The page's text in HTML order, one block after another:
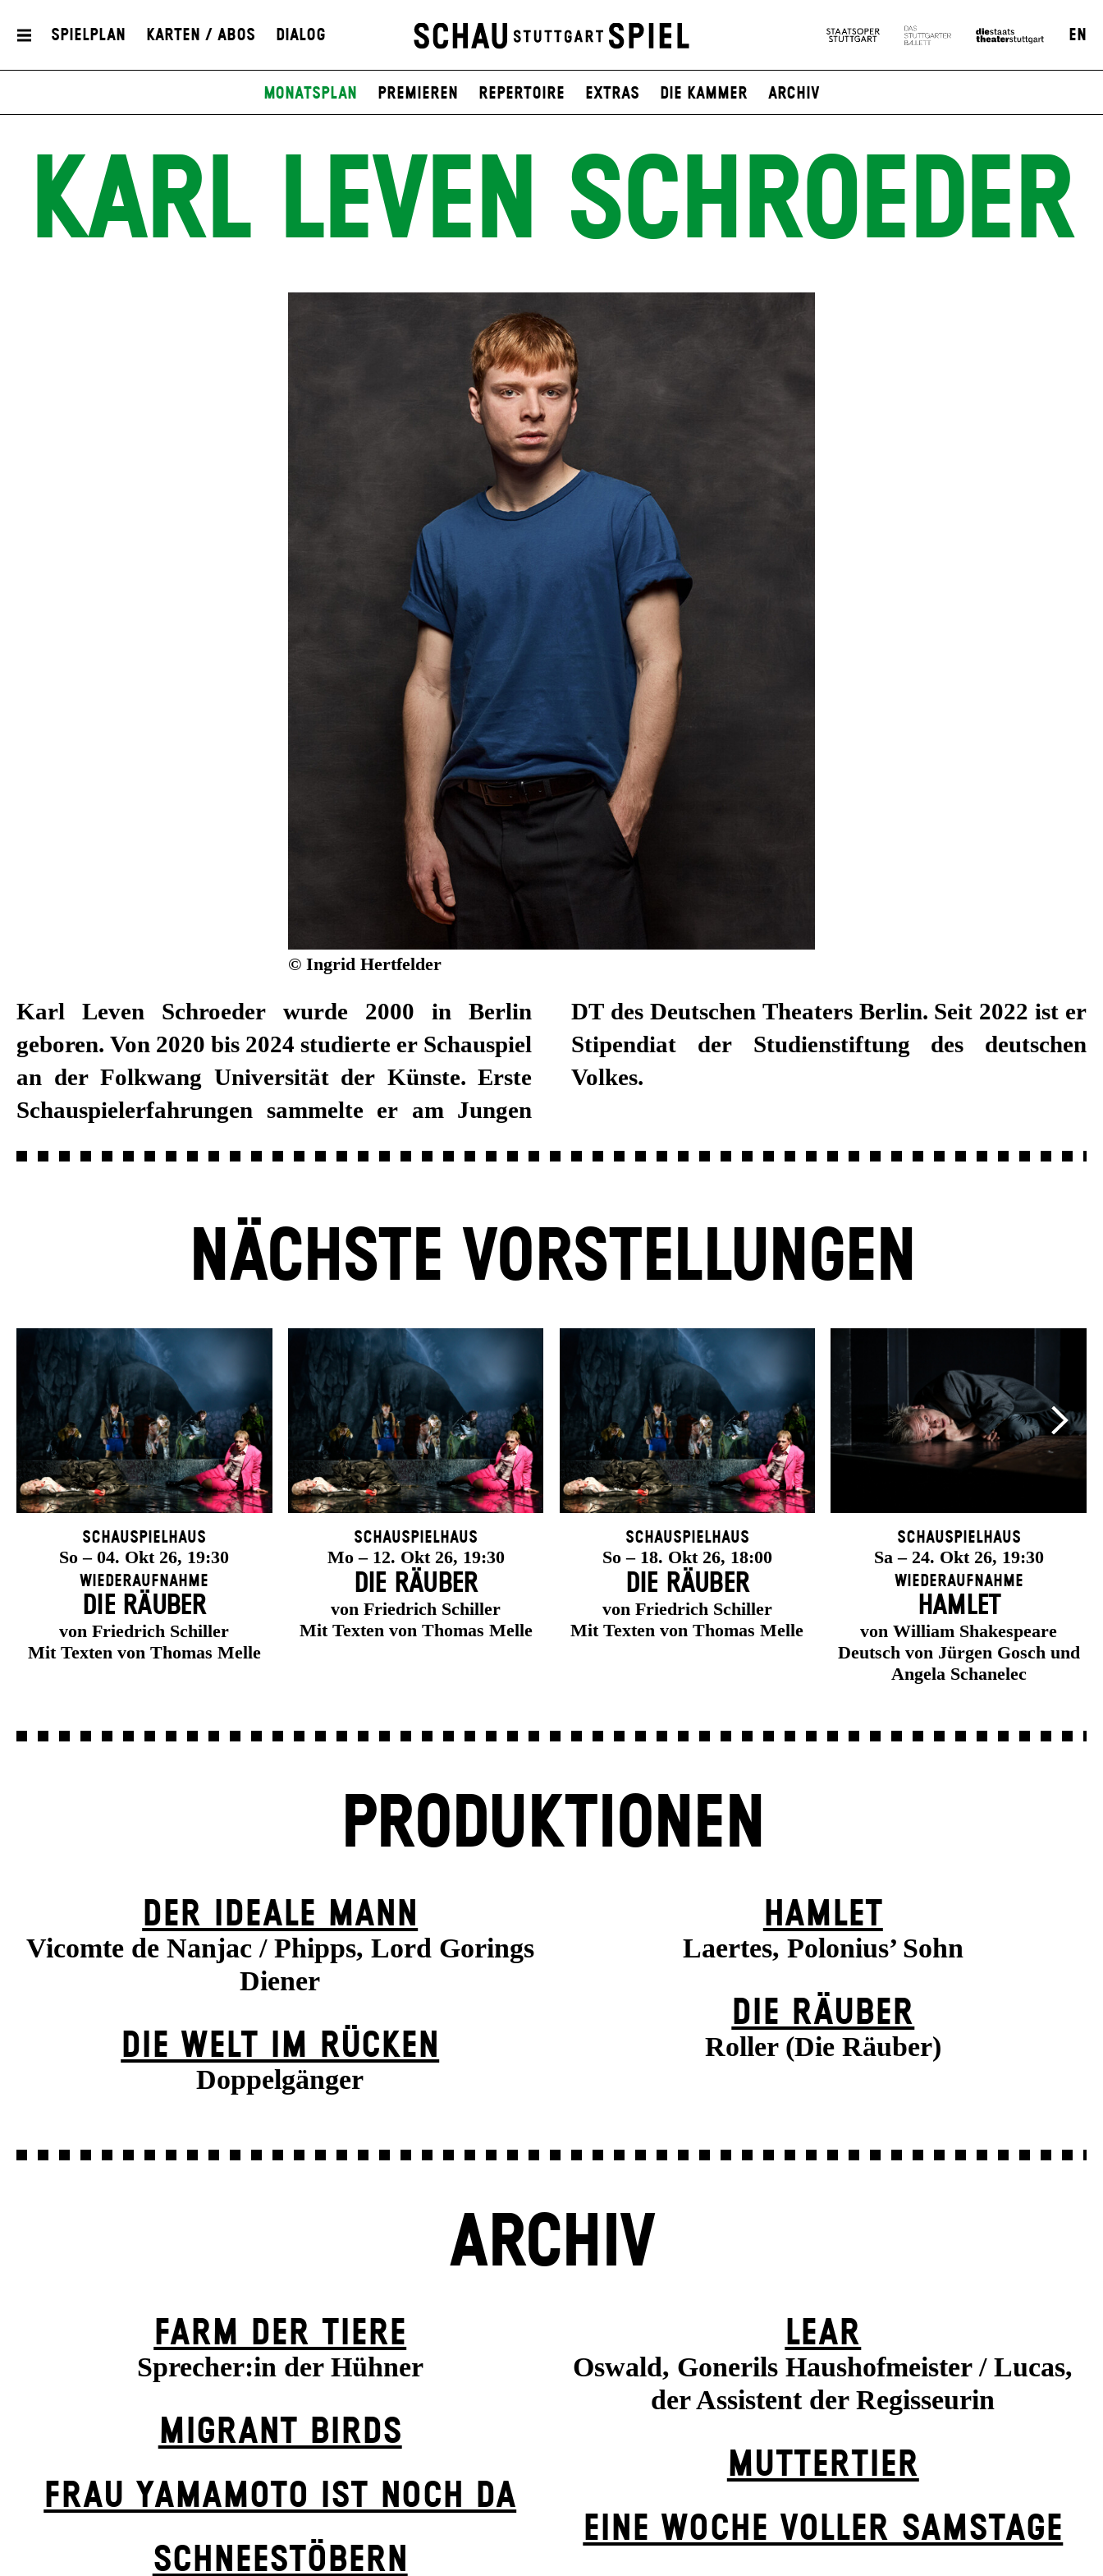
Spielplan Karten / Abos Dialog EN
Monatsplan Premieren Repertoire Extras Die Kammer Archiv
KARL LEVEN SCHROEDER
© Ingrid Hertfelder
Karl Leven Schroeder wurde 2000 in Berlin
geboren. Von 2020 bis 2024 studierte er Schauspiel
an der Folkwang Universität der Künste. Erste
Schauspielerfahrungen sammelte er am Jungen
DT des Deutschen Theaters Berlin. Seit 2022 ist er
Stipendiat der Studienstiftung des deutschen
Volkes.
NÄCHSTE VORSTELLUNGEN
Schauspielhaus
So – 04. Okt 26, 19:30
Wiederaufnahme
DIE RÄUBER
von Friedrich Schiller
Mit Texten von Thomas Melle
Schauspielhaus
Mo – 12. Okt 26, 19:30
DIE RÄUBER
von Friedrich Schiller
Mit Texten von Thomas Melle
Schauspielhaus
So – 18. Okt 26, 18:00
DIE RÄUBER
von Friedrich Schiller
Mit Texten von Thomas Melle
Schauspielhaus
Sa – 24. Okt 26, 19:30
Wiederaufnahme
HAMLET
von William Shakespeare
Deutsch von Jürgen Gosch und
Angela Schanelec
PRODUKTIONEN
DER IDEALE MANN
Vicomte de Nanjac / Phipps, Lord Gorings
Diener
DIE WELT IM RÜCKEN
Doppelgänger
HAMLET
Laertes, Polonius’ Sohn
DIE RÄUBER
Roller (Die Räuber)
ARCHIV
FARM DER TIERE
Sprecher:in der Hühner
MIGRANT BIRDS
FRAU YAMAMOTO IST NOCH DA
SCHNEE­STÖBERN
LEAR
Oswald, Gonerils Haushofmeister / Lucas,
der Assistent der Regisseurin
MUTTER­TIER
EINE WOCHE VOLLER SAMSTAGE